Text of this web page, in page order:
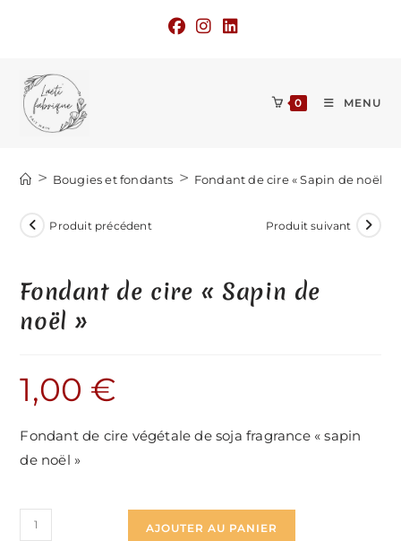
0 MENU
> Bougies et fondants > Fondant de cire « Sapin de noël »
Produit précédent Produit suivant
Fondant de cire « Sapin de
noël »
1,00 €
Fondant de cire végétale de soja fragrance « sapin
de noël »
quantité
AJOUTER AU PANIER